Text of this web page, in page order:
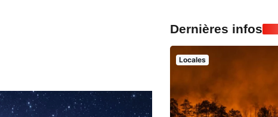
Dernières infos
Locales